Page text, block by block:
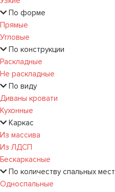
По форме
Прямые
Угловые
По конструкции
Раскладные
Не раскладные
По виду
Диваны кровати
Кухонные
Каркас
Из массива
Из ЛДСП
Бескаркасные
По количеству спальных мест
Односпальные